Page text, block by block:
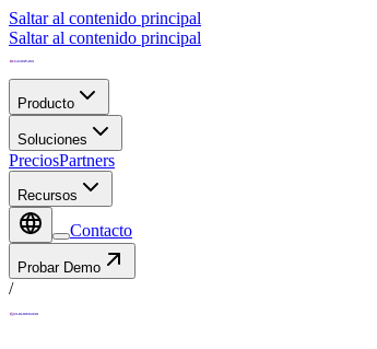
Saltar al contenido principal
Saltar al contenido principal
Producto
Soluciones
PreciosPartners
Recursos
Contacto
Probar Demo
/